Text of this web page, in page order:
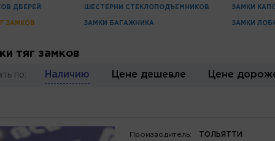
ДВЕРЕЙ
ЗАМКОВ
ШЕСТЕРНИ СТЕКЛОПОДЪЕМНИКОВ
ЗАМКИ БАГАЖНИКА
ЗАМКИ
ЗАМКИ
тяг замков
по: Наличию Цене дешевле Цене
Производитель: ТОЛЬЯТТИ